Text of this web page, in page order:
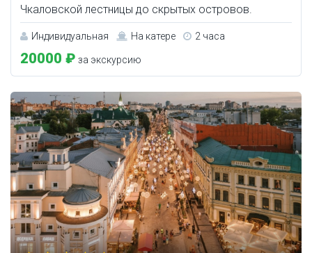
Чкаловской лестницы до скрытых островов.
Индивидуальная На катере 2 часа
20000 ₽ за экскурсию